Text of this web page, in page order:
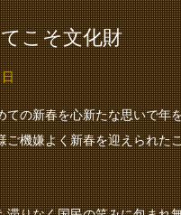
こそ文化財
ての新春を心新たな思いで年
ご機嫌よく新春を迎えられた